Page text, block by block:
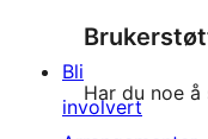
Har du noe å
Bli
involvert